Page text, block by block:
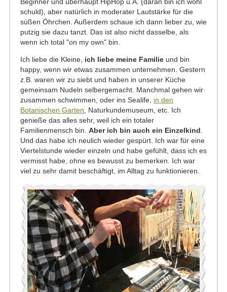
schuld), aber natürlich in moderater Lautstärke für die
süßen Öhrchen. Außerdem schaue ich dann lieber zu, wie
putzig sie dazu tanzt. Das ist also nicht dasselbe, als
wenn ich total "on my own" bin.
Ich liebe die Kleine, ich liebe meine Familie und​ bin
happy, wenn wir etwas zusammen unternehmen. Gestern
z.B. waren wir zu siebt und haben in unserer Küche
gemeinsam Nudeln selbergemacht. Manchmal gehen wir
zusammen schwimmen, oder ins Sealife, in den
Botanischen Garten , Naturkundemuseum, etc. Ich
genieße das alles sehr, weil ich ein totaler
Familienmensch bin. Aber ich bin auch ein Einzelkind
Und das habe ich neulich wieder gespürt. Ich war für eine
Viertelstunde wieder einzeln und habe gefühlt, dass ich es
vermisst habe, ohne es bewusst zu bemerken. Ich war
viel zu sehr damit beschäftigt, im Alltag zu funktionieren.